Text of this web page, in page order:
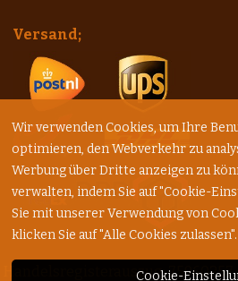
Versand;
Handelsregisterauszug: 75960257
Wir verwenden Cookies, um Ihre
optimieren, den Webverkehr zu
Werbung über Dritte anzeigen zu
verwalten, indem Sie auf "Cookie-
Sie mit unserer Verwendung von
klicken Sie auf "Alle Cookies zulassen".
Cookie-